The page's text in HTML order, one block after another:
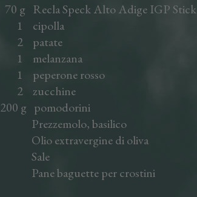
70 g Recla Speck Alto Adige IGP Stick
1 cipolla
2 patate
1 melanzana
1 peperone rosso
2 zucchine
200 g pomodorini
Prezzemolo, basilico
Olio extravergine di oliva
Sale
Pane baguette per crostini